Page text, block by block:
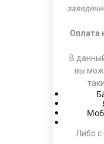
Оплата
В
вы
Либо